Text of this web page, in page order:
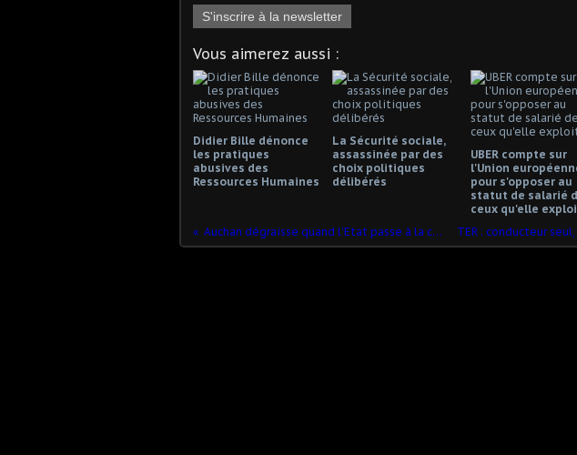
S'inscrire à la newsletter
Vous aimerez aussi :
Didier Bille dénonce
les pratiques
abusives des
Ressources Humaines
La Sécurité sociale,
assassinée par des
choix politiques
délibérés
UBER compte sur
l'Union
pour s'opposer au
statut de salarié
ceux qu'elle
Auchan dégraisse quand l'Etat passe à la caisse